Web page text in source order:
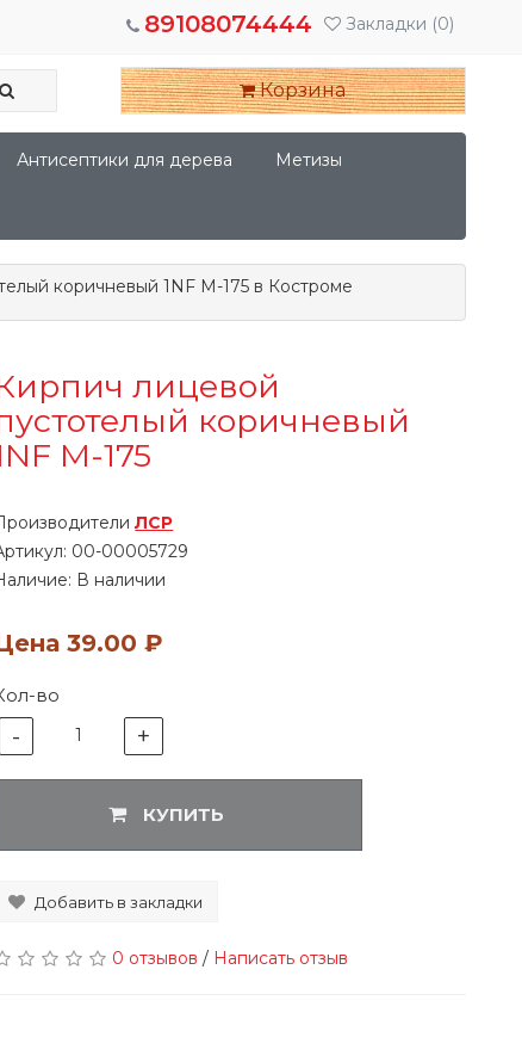
Закладки (0)
89108074444
Корзина
Антисептики для дерева Метизы
коричневый 1NF М-175 в Костроме
лицевой
коричневый
М-175
ЛСР
00-00005729
В наличии
39.00 ₽
во
- 1 +
КУПИТЬ
Добавить в закладки
0 отзывов / Написать отзыв